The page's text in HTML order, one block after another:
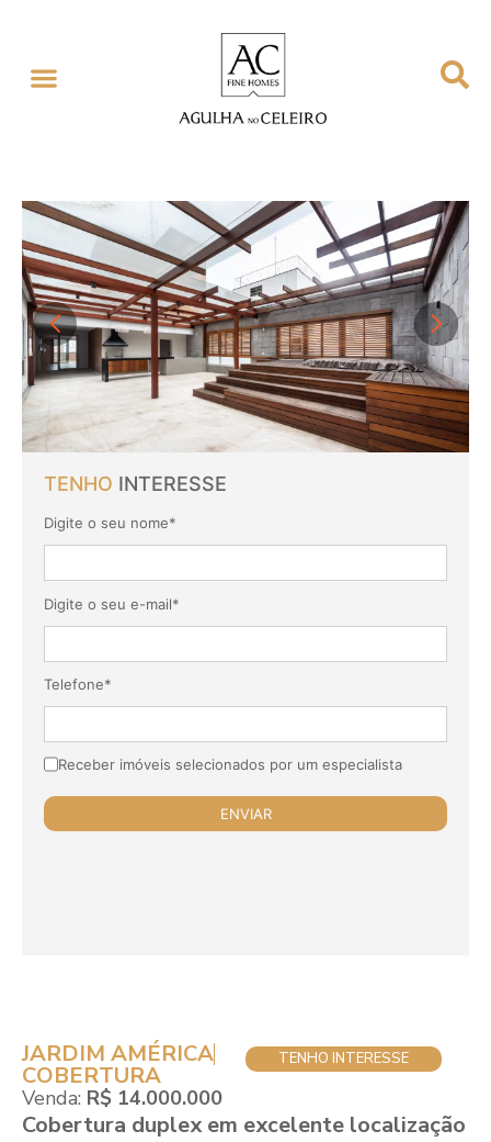
TENHO INTERESSE
Digite o seu nome*
Digite o seu e-mail*
Telefone*
Receber imóveis selecionados por um especialista
JARDIM AMÉRICA
COBERTURA
Venda: R$ 14.000.000
TENHO INTERESSE
Cobertura duplex em excelente localização